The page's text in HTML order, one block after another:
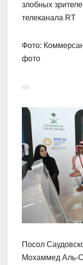
злобных
телеканала RT
Фото:
фото
Посол
Мохаммед Аль-